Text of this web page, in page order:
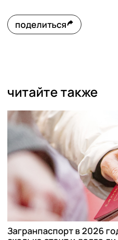
поделиться
читайте также
Загранпаспорт в 2026